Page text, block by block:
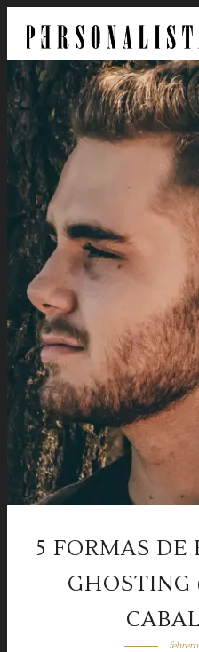
5 FORMAS DE
GHOSTING
febrero